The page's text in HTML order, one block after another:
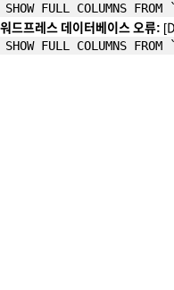
SHOW FULL COLUMNS
워드프레스 데이터베이스 오류:
SHOW FULL COLUMNS